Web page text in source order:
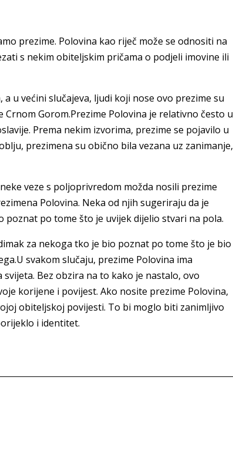
prezime. Polovina kao riječ može se odnositi na
s nekim obiteljskim pričama o podjeli imovine ili
u većini slučajeva, ljudi koji nose ovo prezime su
Gorom.Prezime Polovina je relativno često u
Prema nekim izvorima, prezime se pojavilo u
prezimena su obično bila vezana uz zanimanje,
veze s poljoprivredom možda nosili prezime
Polovina. Neka od njih sugeriraju da je
po tome što je uvijek dijelio stvari na pola.
za nekoga tko je bio poznat po tome što je bio
svakom slučaju, prezime Polovina ima
Bez obzira na to kako je nastalo, ovo
korijene i povijest. Ako nosite prezime Polovina,
obiteljskoj povijesti. To bi moglo biti zanimljivo
i identitet.